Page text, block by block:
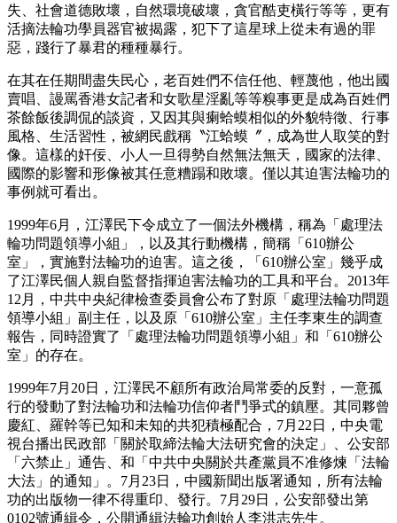
失、社會道德敗壞，自然環境破壞，貪官酷吏橫行等等，更有
活摘法輪功學員器官被揭露，犯下了這星球上從未有過的罪
惡，踐行了暴君的種種暴行。
在其在任期間盡失民心，老百姓們不信任他、輕蔑他，他出國
賣唱、謾罵香港女記者和女歌星淫亂等等糗事更是成為百姓們
茶餘飯後調侃的談資，又因其與瘌蛤蟆相似的外貌特徵、行事
風格、生活習性，被網民戲稱〝江蛤蟆〞，成為世人取笑的對
像。這樣的奸佞、小人一旦得勢自然無法無天，國家的法律、
國際的影響和形像被其任意糟蹋和敗壞。僅以其迫害法輪功的
事例就可看出。
1999年6月，江澤民下令成立了一個法外機構，稱為「處理法
輪功問題領導小組」，以及其行動機構，簡稱「610辦公
室」，實施對法輪功的迫害。這之後，「610辦公室」幾乎成
了江澤民個人親自監督指揮迫害法輪功的工具和平台。2013年
12月，中共中央紀律檢查委員會公布了對原「處理法輪功問題
領導小組」副主任，以及原「610辦公室」主任李東生的調查
報告，同時證實了「處理法輪功問題領導小組」和「610辦公
室」的存在。
1999年7月20日，江澤民不顧所有政治局常委的反對，一意孤
行的發動了對法輪功和法輪功信仰者鬥爭式的鎮壓。其同夥曾
慶紅、羅幹等已知和未知的共犯積極配合，7月22日，中央電
視台播出民政部「關於取締法輪大法研究會的決定」、公安部
「六禁止」通告、和「中共中央關於共產黨員不准修煉「法輪
大法」的通知」。7月23日，中國新聞出版署通知，所有法輪
功的出版物一律不得重印、發行。7月29日，公安部發出第
0102號通緝令，公開通緝法輪功創始人李洪志先生。